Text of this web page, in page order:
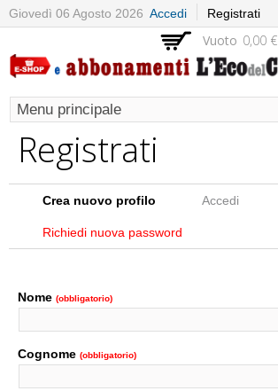
Salta al
contenuto
principale
Giovedì 06 Agosto 2026 Accedi Registrati
Vuoto 0,00 €
Registrati
Schede primarie
Crea nuovo profilo (scheda attiva)
Accedi
Richiedi nuova password
Nome (obbligatorio)
Cognome (obbligatorio)